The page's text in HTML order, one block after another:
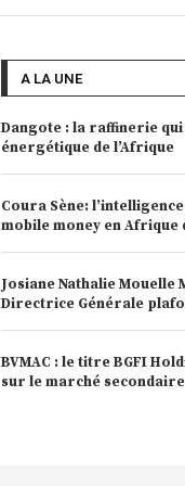
A LA UNE
Dangote : la raffinerie
énergétique de l’Afrique
Coura Sène:
mobile money en Afrique
Josiane Nathalie Mouelle
Directrice Générale
BVMAC : le titre BGFI
sur le marché secondaire